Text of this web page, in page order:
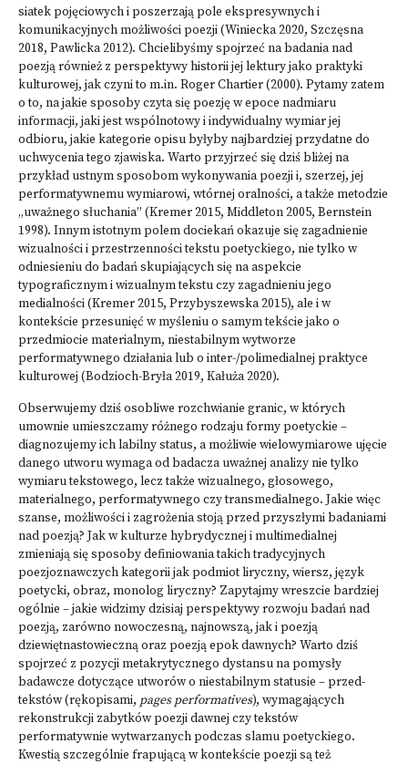
siatek pojęciowych i poszerzają pole ekspresywnych i
komunikacyjnych możliwości poezji (Winiecka 2020, Szczęsna
2018, Pawlicka 2012). Chcielibyśmy spojrzeć na badania nad
poezją również z perspektywy historii jej lektury jako praktyki
kulturowej, jak czyni to m.in. Roger Chartier (2000). Pytamy zatem
o to, na jakie sposoby czyta się poezję w epoce nadmiaru
informacji, jaki jest wspólnotowy i indywidualny wymiar jej
odbioru, jakie kategorie opisu byłyby najbardziej przydatne do
uchwycenia tego zjawiska. Warto przyjrzeć się dziś bliżej na
przykład ustnym sposobom wykonywania poezji i, szerzej, jej
performatywnemu wymiarowi, wtórnej oralności, a także metodzie
„uważnego słuchania” (Kremer 2015, Middleton 2005, Bernstein
1998). Innym istotnym polem dociekań okazuje się zagadnienie
wizualności i przestrzenności tekstu poetyckiego, nie tylko w
odniesieniu do badań skupiających się na aspekcie
typograficznym i wizualnym tekstu czy zagadnieniu jego
medialności (Kremer 2015, Przybyszewska 2015), ale i w
kontekście przesunięć w myśleniu o samym tekście jako o
przedmiocie materialnym, niestabilnym wytworze
performatywnego działania lub o inter-/polimedialnej praktyce
kulturowej (Bodzioch-Bryła 2019, Kałuża 2020).
Obserwujemy dziś osobliwe rozchwianie granic, w których
umownie umieszczamy różnego rodzaju formy poetyckie –
diagnozujemy ich labilny status, a możliwie wielowymiarowe ujęcie
danego utworu wymaga od badacza uważnej analizy nie tylko
wymiaru tekstowego, lecz także wizualnego, głosowego,
materialnego, performatywnego czy transmedialnego. Jakie więc
szanse, możliwości i zagrożenia stoją przed przyszłymi badaniami
nad poezją? Jak w kulturze hybrydycznej i multimedialnej
zmieniają się sposoby definiowania takich tradycyjnych
poezjoznawczych kategorii jak podmiot liryczny, wiersz, język
poetycki, obraz, monolog liryczny? Zapytajmy wreszcie bardziej
ogólnie – jakie widzimy dzisiaj perspektywy rozwoju badań nad
poezją, zarówno nowoczesną, najnowszą, jak i poezją
dziewiętnastowieczną oraz poezją epok dawnych? Warto dziś
spojrzeć z pozycji metakrytycznego dystansu na pomysły
badawcze dotyczące utworów o niestabilnym statusie – przed-
tekstów (rękopisami, pages performatives), wymagających
rekonstrukcji zabytków poezji dawnej czy tekstów
performatywnie wytwarzanych podczas slamu poetyckiego.
Kwestią szczególnie frapującą w kontekście poezji są też